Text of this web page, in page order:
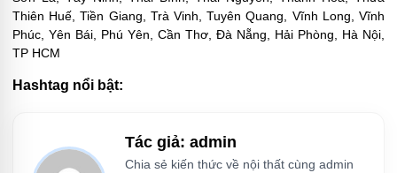
Thiên Huế, Tiền Giang, Trà Vinh, Tuyên Quang, Vĩnh Long, Vĩnh
Phúc, Yên Bái, Phú Yên, Cần Thơ, Đà Nẵng, Hải Phòng, Hà Nội,
TP HCM
Hashtag nổi bật:
Tác giả: admin
Chia sẻ kiến thức về nội thất cùng admin